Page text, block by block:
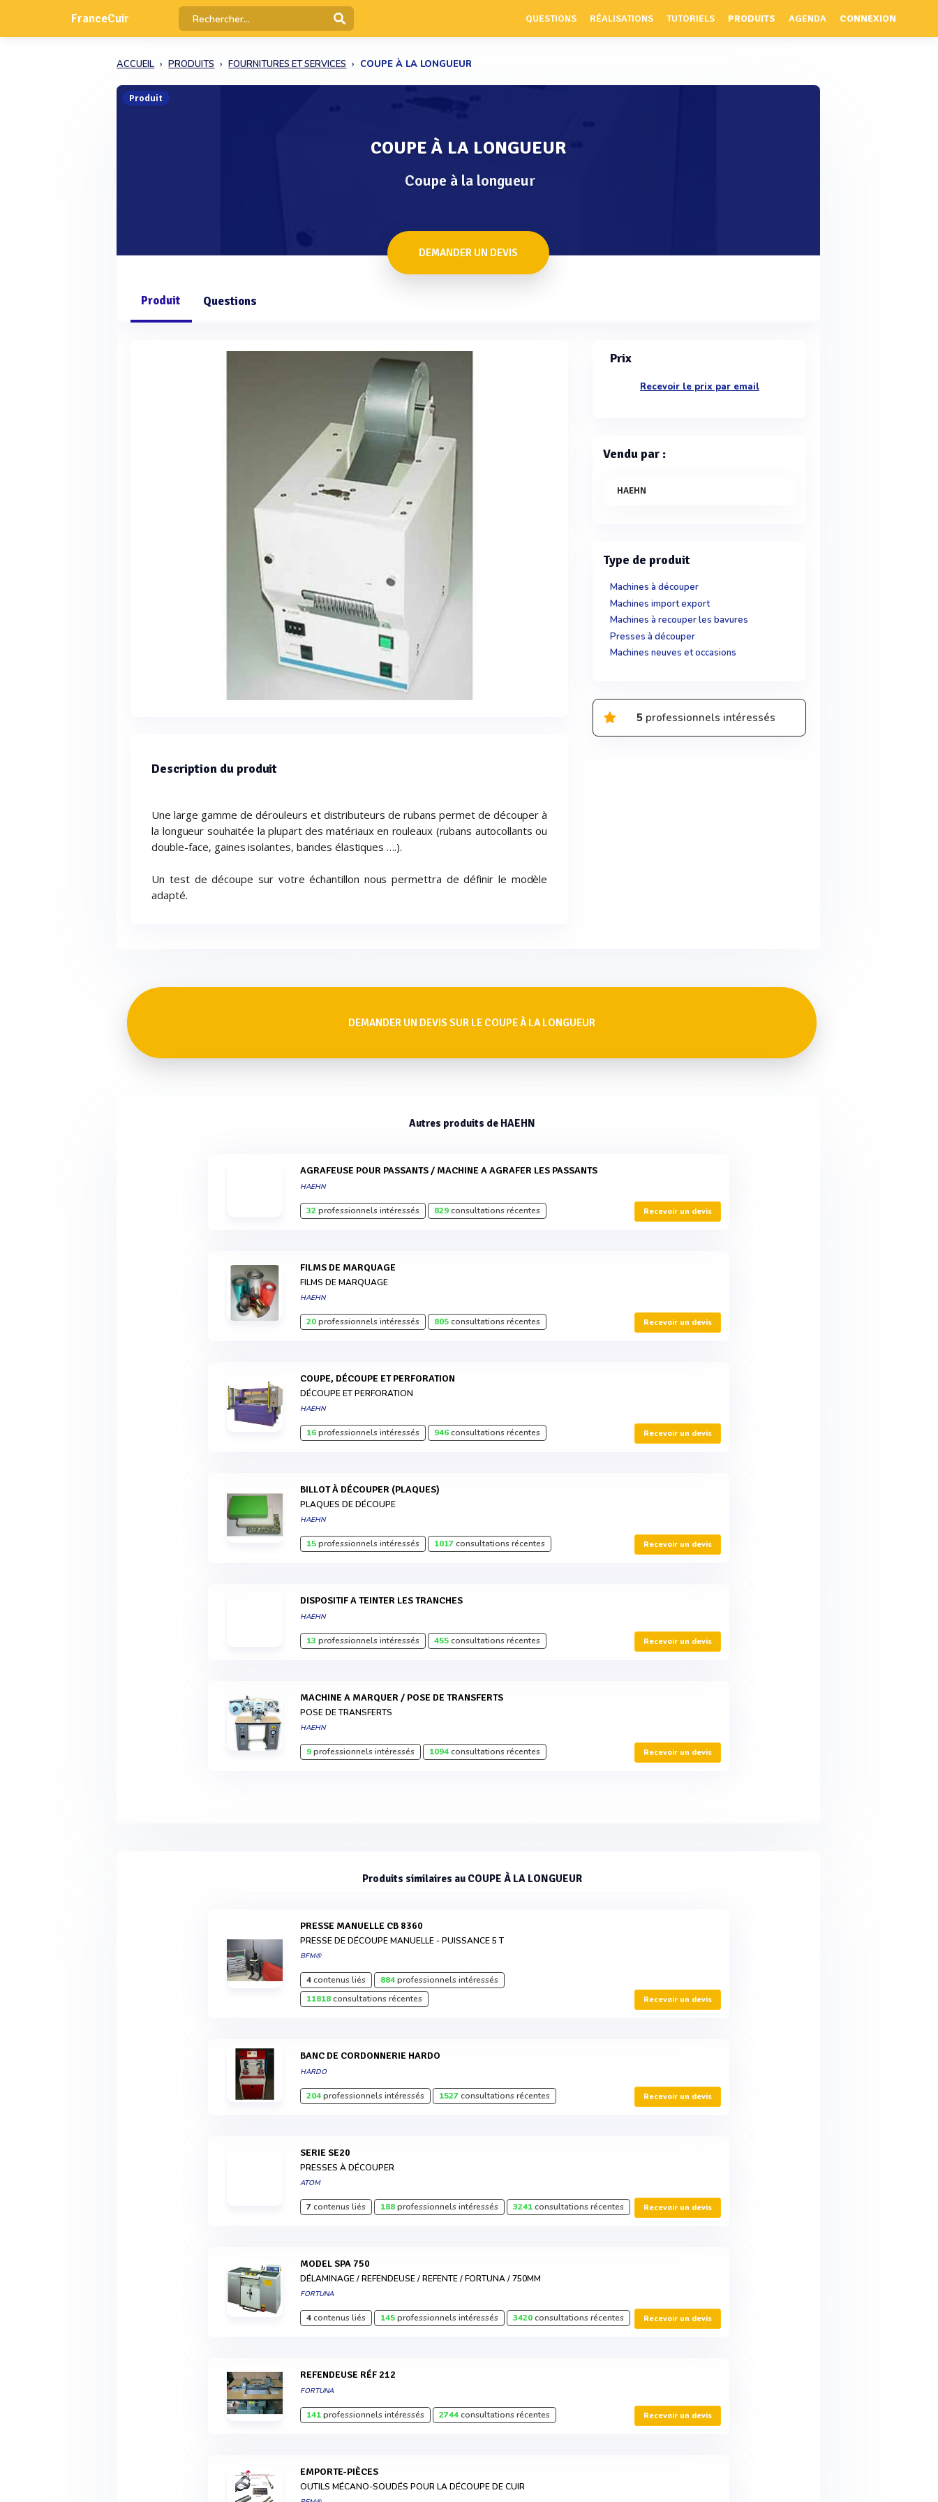
FranceCuir QUESTIONS RÉALISATIONS TUTORIELS PRODUITS AGENDA CONNEXION
ACCUEIL PRODUITS FOURNITURES ET SERVICES COUPE À LA LONGUEUR
Produit
COUPE À LA LONGUEUR
Coupe à la longueur
DEMANDER UN DEVIS
Produit Questions
Description du produit
Une large gamme de dérouleurs et distributeurs de rubans permet de découper à
la longueur souhaitée la plupart des matériaux en rouleaux (rubans autocollants ou
double-face, gaines isolantes, bandes élastiques ….).
Un test de découpe sur votre échantillon nous permettra de définir le modèle
adapté.
Prix
Recevoir le prix par email
Vendu par :
HAEHN
Type de produit
Machines à découper
Machines import export
Machines à recouper les bavures
Presses à découper
Machines neuves et occasions
5professionnels intéressés
DEMANDER UN DEVIS SUR LE COUPE À LA LONGUEUR
Autres produits de HAEHN
AGRAFEUSE POUR PASSANTS / MACHINE A AGRAFER LES PASSANTS
HAEHN
32professionnels intéressés 829consultations récentes Recevoir un devis
FILMS DE MARQUAGE
FILMS DE MARQUAGE
HAEHN
20professionnels intéressés 805consultations récentes Recevoir un devis
COUPE, DÉCOUPE ET PERFORATION
DÉCOUPE ET PERFORATION
HAEHN
16professionnels intéressés 946consultations récentes Recevoir un devis
BILLOT À DÉCOUPER (PLAQUES)
PLAQUES DE DÉCOUPE
HAEHN
15professionnels intéressés 1017consultations récentes Recevoir un devis
DISPOSITIF A TEINTER LES TRANCHES
HAEHN
13 professionnels intéressés 455consultations récentes Recevoir un devis
MACHINE A MARQUER / POSE DE TRANSFERTS
POSE DE TRANSFERTS
HAEHN
9professionnels intéressés 1094consultations récentes Recevoir un devis
Produits similaires au COUPE À LA LONGUEUR
PRESSE MANUELLE CB 8360
PRESSE DE DÉCOUPE MANUELLE - PUISSANCE 5 T
BFM®
4contenus liés 884professionnels intéressés
11818consultations récentes Recevoir un devis
BANC DE CORDONNERIE HARDO
HARDO
204professionnels intéressés 1527consultations récentes Recevoir un devis
SERIE SE20
PRESSES À DÉCOUPER
ATOM
7contenus liés 188professionnels intéressés 3241consultations récentes Recevoir un devis
MODEL SPA 750
DÉLAMINAGE / REFENDEUSE / REFENTE / FORTUNA / 750MM
FORTUNA
4contenus liés 145professionnels intéressés 3420consultations récentes Recevoir un devis
REFENDEUSE RÉF 212
FORTUNA
141professionnels intéressés 2744consultations récentes Recevoir un devis
EMPORTE-PIÈCES
OUTILS MÉCANO-SOUDÉS POUR LA DÉCOUPE DE CUIR